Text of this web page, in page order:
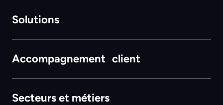
Solutions
Accompagnement client
Secteurs et métiers